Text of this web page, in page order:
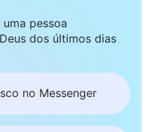
pessoa
dos últimos dias
no Messenger